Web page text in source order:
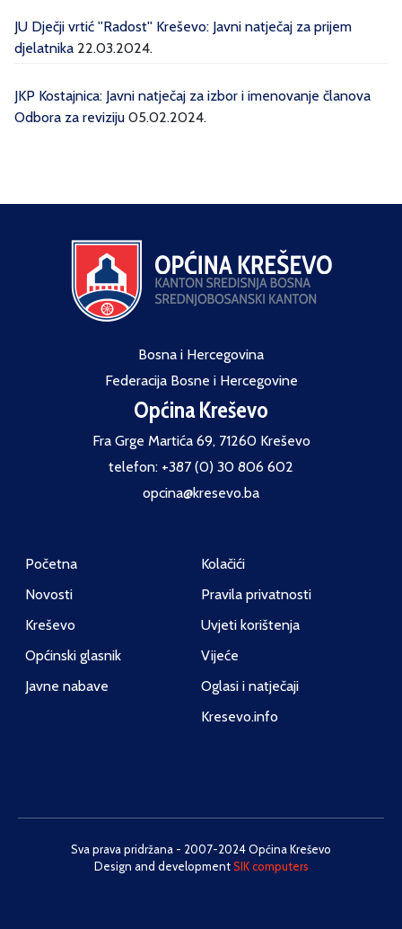
JU Dječji vrtić ''Radost'' Kreševo: Javni natječaj za prijem
djelatnika 22.03.2024.
JKP Kostajnica: Javni natječaj za izbor i imenovanje članova
Odbora za reviziju 05.02.2024.
Bosna i Hercegovina
Federacija Bosne i Hercegovine
Općina Kreševo
Fra Grge Martića 69, 71260 Kreševo
telefon: +387 (0) 30 806 602
opcina@kresevo.ba
Početna
Novosti
Kreševo
Općinski glasnik
Javne nabave
Kolačići
Pravila privatnosti
Uvjeti korištenja
Vijeće
Oglasi i natječaji
Kresevo.info
Sva prava pridržana - 2007-2024 Općina Kreševo
Design and developmentSIK computers